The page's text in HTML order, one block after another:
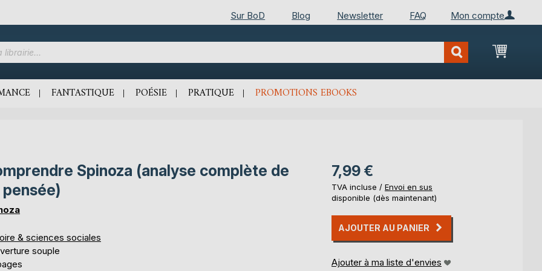
Mon compte
Sur BoD Blog Newsletter FAQ
Mon
FANTASTIQUE POÉSIE PRATIQUE PROMOTIONS EBOOKS
Spinoza (analyse complète de
pensée)
& sciences sociales
souple
7,99 €
TVA incluse / Envoi en sus
disponible (dès maintenant)
AJOUTER AU PANIER
Ajouter à ma liste d'envies